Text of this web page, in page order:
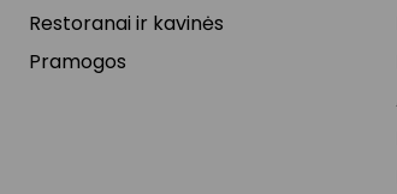
Restoranai ir kavinės
Pramogos